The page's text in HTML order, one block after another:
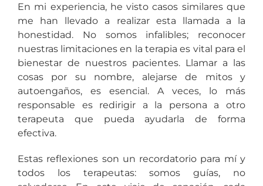
En mi experiencia, he visto casos similares que
me han llevado a realizar esta llamada a la
honestidad. No somos infalibles; reconocer
nuestras limitaciones en la terapia es vital para el
bienestar de nuestros pacientes. Llamar a las
cosas por su nombre, alejarse de mitos y
autoengaños, es esencial. A veces, lo más
responsable es redirigir a la persona a otro
terapeuta que pueda ayudarla de forma
efectiva.
Estas reflexiones son un recordatorio para mí y
todos los terapeutas: somos guías, no